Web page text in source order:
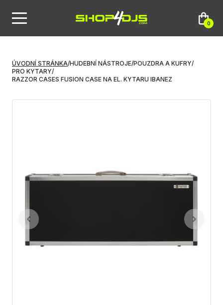
0
ÚVODNÍ STRÁNKA/HUDEBNÍ NÁSTROJE/POUZDRA A KUFRY/
PRO KYTARY/
RAZZOR CASES FUSION CASE NA EL. KYTARU IBANEZ